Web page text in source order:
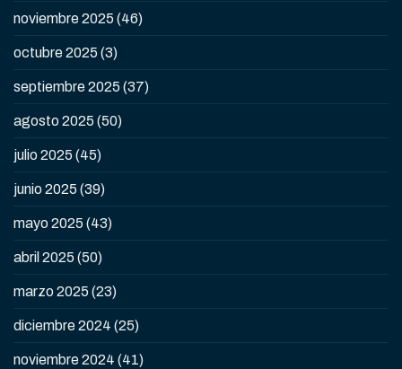
noviembre 2025 (46)
octubre 2025 (3)
septiembre 2025 (37)
agosto 2025 (50)
julio 2025 (45)
junio 2025 (39)
mayo 2025 (43)
abril 2025 (50)
marzo 2025 (23)
diciembre 2024 (25)
noviembre 2024 (41)